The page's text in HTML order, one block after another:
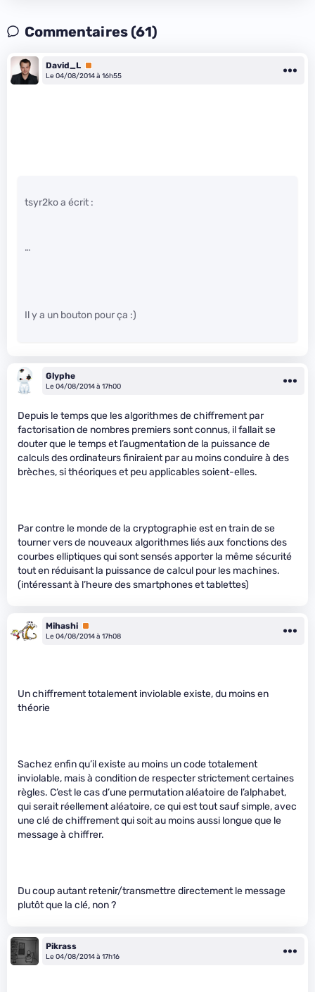
Commentaires (61)
David_L Premium
Le 04/08/2014 à 16h55
tsyr2ko a écrit :
…
Il y a un bouton pour ça :)
Glyphe
Le 04/08/2014 à 17h00
Depuis le temps que les algorithmes de chiffrement par
factorisation de nombres premiers sont connus, il fallait se
douter que le temps et l’augmentation de la puissance de
calculs des ordinateurs finiraient par au moins conduire à des
brèches, si théoriques et peu applicables soient-elles.
Par contre le monde de la cryptographie est en train de se
tourner vers de nouveaux algorithmes liés aux fonctions des
courbes elliptiques qui sont sensés apporter la même sécurité
tout en réduisant la puissance de calcul pour les machines.
(intéressant à l’heure des smartphones et tablettes)
Mihashi Premium
Le 04/08/2014 à 17h08
Un chiffrement totalement inviolable existe, du moins en
théorie
Sachez enfin qu’il existe au moins un code totalement
inviolable, mais à condition de respecter strictement certaines
règles. C’est le cas d’une permutation aléatoire de l’alphabet,
qui serait réellement aléatoire, ce qui est tout sauf simple, avec
une clé de chiffrement qui soit au moins aussi longue que le
message à chiffrer.
Du coup autant retenir/transmettre directement le message
plutôt que la clé, non ?
Pikrass
Le 04/08/2014 à 17h16